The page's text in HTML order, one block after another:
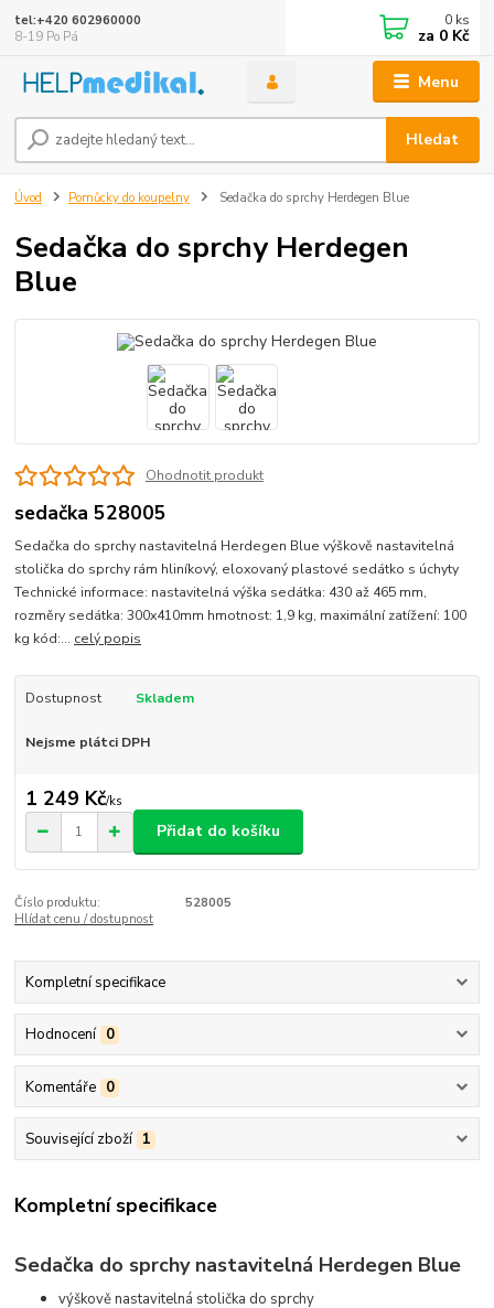
Menu
Hledat
tel:+420 602960000
8-19 Po Pá
0 ks
za 0 Kč
Úvod Pomůcky do koupelny Sedačka do sprchy Herdegen Blue
Sedačka do sprchy Herdegen
Blue
Ohodnotit produkt
sedačka 528005
Sedačka do sprchy nastavitelná Herdegen Blue výškově nastavitelná
stolička do sprchy rám hliníkový, eloxovaný plastové sedátko s úchyty
Technické informace: nastavitelná výška sedátka: 430 až 465 mm,
rozměry sedátka: 300x410mm hmotnost: 1,9 kg, maximální zatížení: 100
kg kód:... celý popis
Dostupnost Skladem
Nejsme plátci DPH
1 249 Kč/ks
Přidat do košíku
Číslo produktu:
528005
Hlídat cenu / dostupnost
Kompletní specifikace
Hodnocení 0
Komentáře 0
Související zboží 1
Kompletní specifikace
Sedačka do sprchy nastavitelná Herdegen Blue
výškově nastavitelná stolička do sprchy